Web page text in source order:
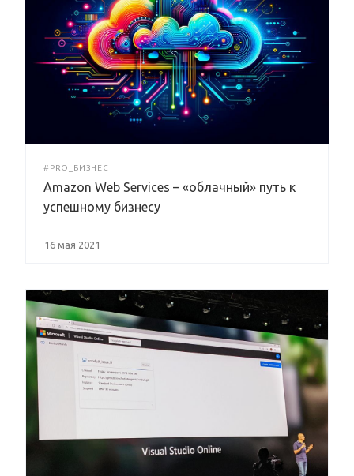
#PRO_БИЗНЕС
Amazon Web Services – «облачный» путь к
успешному бизнесу
16 мая 2021